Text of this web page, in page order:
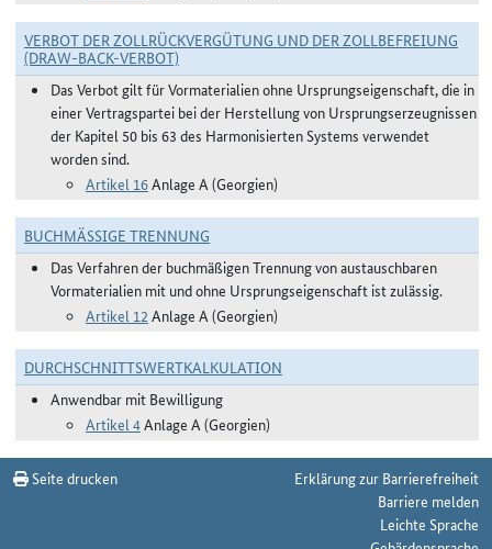
VERBOT DER ZOLLRÜCKVERGÜTUNG UND DER ZOLLBEFREIUNG
(DRAW-BACK-VERBOT)
Das Verbot gilt für Vormaterialien ohne Ursprungseigenschaft, die in
einer Vertragspartei bei der Herstellung von Ursprungserzeugnissen
der Kapitel 50 bis 63 des Harmonisierten Systems verwendet
worden sind.
Artikel 16Anlage A (Georgien)
BUCHMÄSSIGE TRENNUNG
Das Verfahren der buchmäßigen Trennung von austauschbaren
Vormaterialien mit und ohne Ursprungseigenschaft ist zulässig.
Artikel 12 Anlage A (Georgien)
DURCHSCHNITTSWERTKALKULATION
Anwendbar mit Bewilligung
Artikel 4Anlage A (Georgien)
Seite drucken
Erklärung zur Barrierefreiheit
Barriere melden
Leichte Sprache